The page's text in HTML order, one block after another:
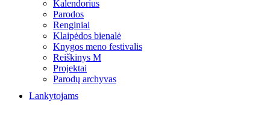
Kalendorius
Parodos
Renginiai
Klaipėdos bienalė
Knygos meno festivalis
Reiškinys M
Projektai
Parodų archyvas
Lankytojams